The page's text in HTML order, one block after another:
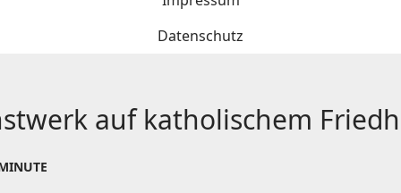
Datenschutz
auf katholischem